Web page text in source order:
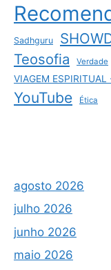
Sadhguru
Teosofia Verdade
VIAGEM
YouTube Ética
agosto 2026
julho 2026
junho 2026
maio 2026